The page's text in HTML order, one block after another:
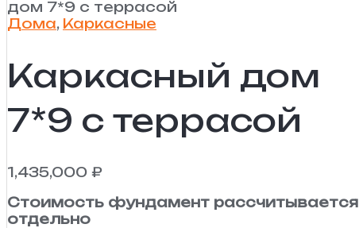
дом 7*9 с террасой
Дома, Каркасные
Каркасный дом
7*9 с террасой
1,435,000 ₽
Стоимость фундамент рассчитывается
отдельно